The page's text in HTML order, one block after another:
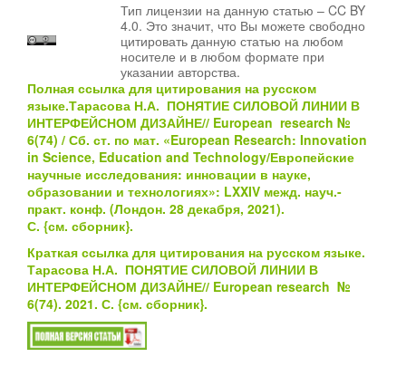
Тип лицензии на данную статью – CC BY
4.0. Это значит, что Вы можете свободно
цитировать данную статью на любом
носителе и в любом формате при
указании авторства.
Полная ссылка для цитирования на русском
языке.Тарасова Н.А. ПОНЯТИЕ СИЛОВОЙ ЛИНИИ В
ИНТЕРФЕЙСНОМ ДИЗАЙНЕ// European research №
6(74) / Сб. ст. по мат. «European Research: Innovation
in Science, Education and Technology/Европейские
научные исследования: инновации в науке,
образовании и технологиях»: LXXIV межд. науч.-
практ. конф. (Лондон. 28 декабря, 2021).
С. {см. сборник}.
Краткая ссылка для цитирования на русском языке.
Тарасова Н.А. ПОНЯТИЕ СИЛОВОЙ ЛИНИИ В
ИНТЕРФЕЙСНОМ ДИЗАЙНЕ// European research №
6(74). 2021. С. {см. сборник}.